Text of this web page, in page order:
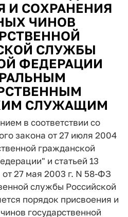
И СОХРАНЕНИЯ
ЧИНОВ
СЛУЖБЫ
ФЕДЕРАЦИИ
СЛУЖАЩИМ
в соответствии со
закона от 27 июля 2004
гражданской
и статьей 13
27 мая 2003 г. N 58-ФЗ
службы Российской
порядок присвоения и
государственной